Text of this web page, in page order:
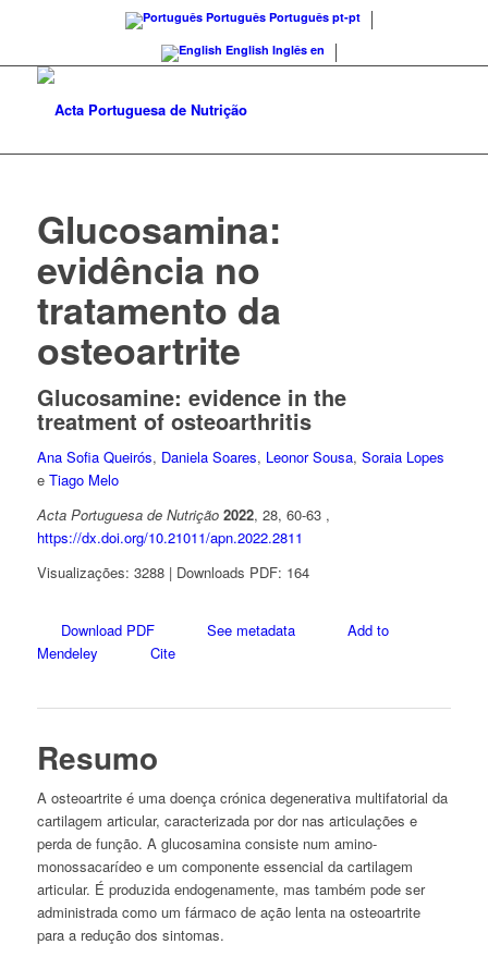
Português Português pt-pt
English Inglês en
Glucosamina:
evidência no
tratamento da
osteoartrite
Glucosamine: evidence in the
treatment of osteoarthritis
Ana Sofia Queirós, Daniela Soares, Leonor Sousa, Soraia Lopes
e Tiago Melo
Acta Portuguesa de Nutrição 2022, 28, 60-63 ,
https://dx.doi.org/10.21011/apn.2022.2811
Visualizações: 3288 | Downloads PDF: 164
Download PDF See metadata
Add to
Mendeley
Cite
Resumo
A osteoartrite é uma doença crónica degenerativa multifatorial da
cartilagem articular, caracterizada por dor nas articulações e
perda de função. A glucosamina consiste num amino-
monossacarídeo e um componente essencial da cartilagem
articular. É produzida endogenamente, mas também pode ser
administrada como um fármaco de ação lenta na osteoartrite
para a redução dos sintomas.